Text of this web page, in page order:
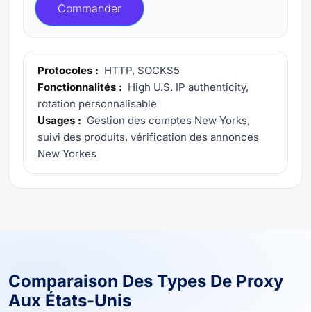
Commander
Protocoles : HTTP, SOCKS5
Fonctionnalités : High U.S. IP authenticity,
rotation personnalisable
Usages : Gestion des comptes New Yorks,
suivi des produits, vérification des annonces
New Yorkes
Comparaison Des Types De Proxy
Aux États-Unis